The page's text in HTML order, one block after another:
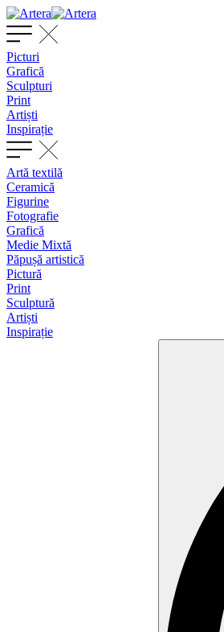
Picturi
Grafică
Sculpturi
Print
Artiști
Inspirație
Artă textilă
Ceramică
Figurine
Fotografie
Grafică
Medie Mixtă
Păpușă artistică
Pictură
Print
Sculptură
Artiști
Inspirație